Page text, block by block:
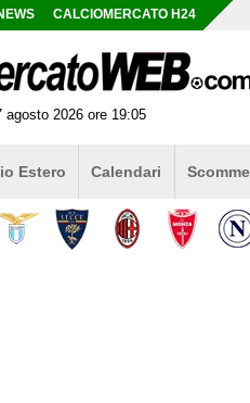
CALCIOMERCATO H24
agosto 2026 ore 19:05
Estero Calendari